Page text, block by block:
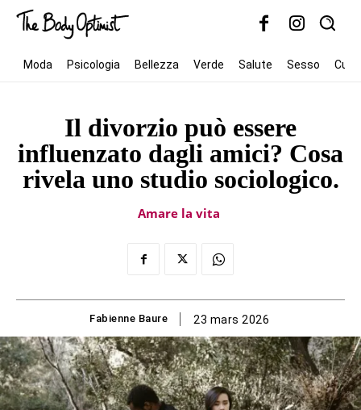
Moda Psicologia Bellezza Verde Salute Sesso
Il divorzio può essere
influenzato dagli amici? Cosa
rivela uno studio sociologico.
Amare la vita
Fabienne Baure 23 mars 2026